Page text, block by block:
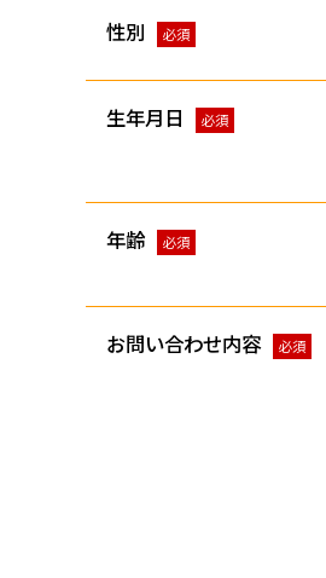
性別 必須
生年月日 必須
年齢 必須
お問い合わせ内容 必須